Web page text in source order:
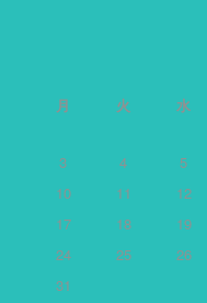
月 火 水
3
4 5
10
11 12
17
18 19
24
25 26
31